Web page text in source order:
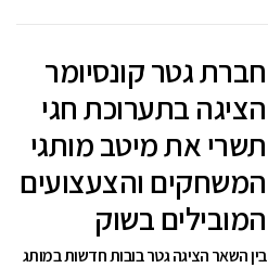
חברת גטר קונסיומר
הציגה בתערוכת חגי
תשרי את מיטב מותגי
המשחקים והצעצועים
המובילים בשוק
בין השאר הציגה גטר בובות חדשות במותג